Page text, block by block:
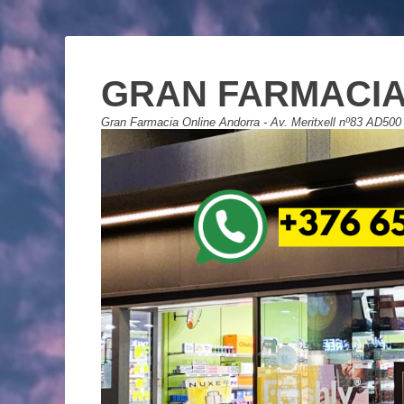
GRAN
Gran Farmacia Online Andorra - Av. Meritxell nº83